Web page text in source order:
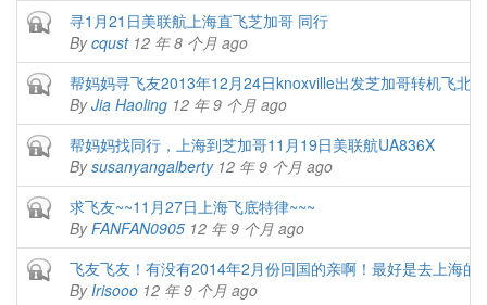
Closed topic寻1月21日美联航上海直飞芝加哥 同行
Bycqust12 年 8 个月 ago
Closed topic帮妈妈寻飞友2013年12月24日knoxville出发芝加哥转机飞北
ByJia Haoling 12 年 9 个月 ago
Closed topic帮妈妈找同行，上海到芝加哥11月19日美联航UA836X
Bysusanyangalberty12 年 9 个月 ago
Closed topic求飞友~~11月27日上海飞底特律~~~
ByFANFAN0905 12 年 9 个月 ago
Closed topic飞友飞友！有没有2014年2月份回国的亲啊！最好是去上海的
ByIrisooo 12 年 9 个月 ago